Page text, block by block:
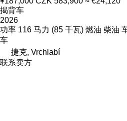
揭背车
2026
功率 116 马力 (85 千瓦) 燃油 柴油
车
捷克, Vrchlabí
联系卖方